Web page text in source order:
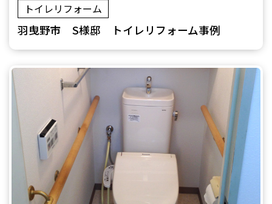
トイレリフォーム
羽曳野市 S様邸 トイレリフォーム事例